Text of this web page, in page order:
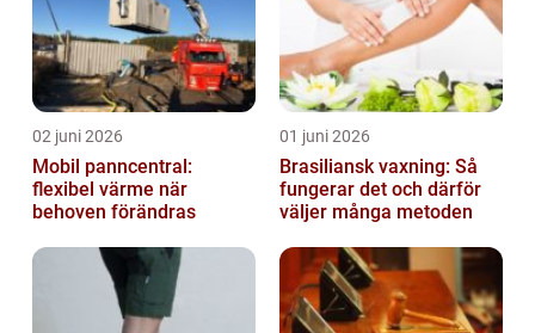
02 juni 2026
Mobil panncentral:
flexibel värme när
behoven förändras
01 juni 2026
Brasiliansk vaxning: Så
fungerar det och därför
väljer många metoden